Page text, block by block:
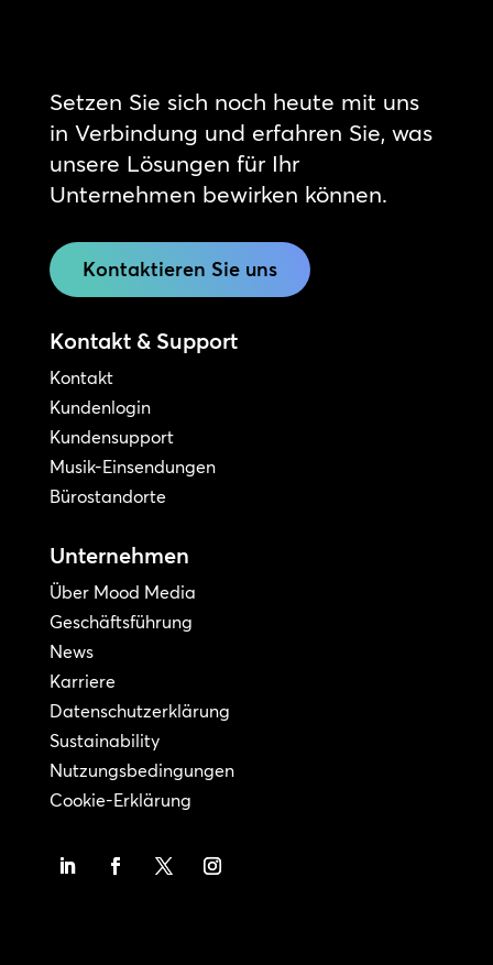
Setzen Sie sich noch heute mit uns
in Verbindung und erfahren Sie, was
unsere Lösungen für Ihr
Unternehmen bewirken können.
Kontaktieren Sie uns
Kontakt & Support
Kontakt
Kundenlogin
Kundensupport
Musik-Einsendungen
Bürostandorte
Unternehmen
Über Mood Media
Geschäftsführung
News
Karriere
Datenschutzerklärung
Sustainability
Nutzungsbedingungen
Cookie-Erklärung